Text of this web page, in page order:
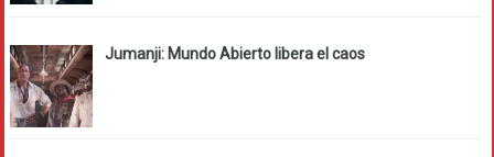
Jumanji: Mundo Abierto libera el caos